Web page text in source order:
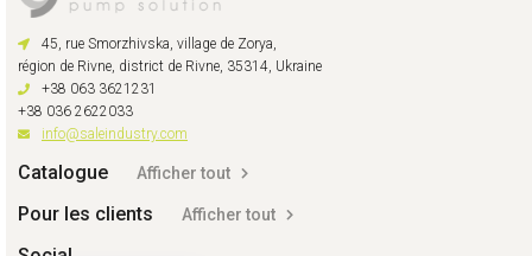
45, rue Smorzhivska, village de Zorya,
région de Rivne, district de Rivne, 35314, Ukraine
+38 063 3621231
+38 036 2622033
info@saleindustry.com
Catalogue Afficher tout
Pour les clients Afficher tout